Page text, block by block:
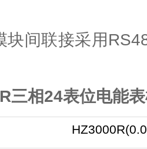
块间联接采用
三相24表位电能